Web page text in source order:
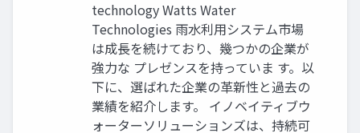
technology Watts Water
Technologies 雨水利用システム市場
は成長を続けており、幾つかの企業が
強力な プレゼンスを持っていま す。以
下に、選ばれた企業の革新性と過去の
業績を紹介します。 イノベイティブウ
ォーターソリューションズは、持続可